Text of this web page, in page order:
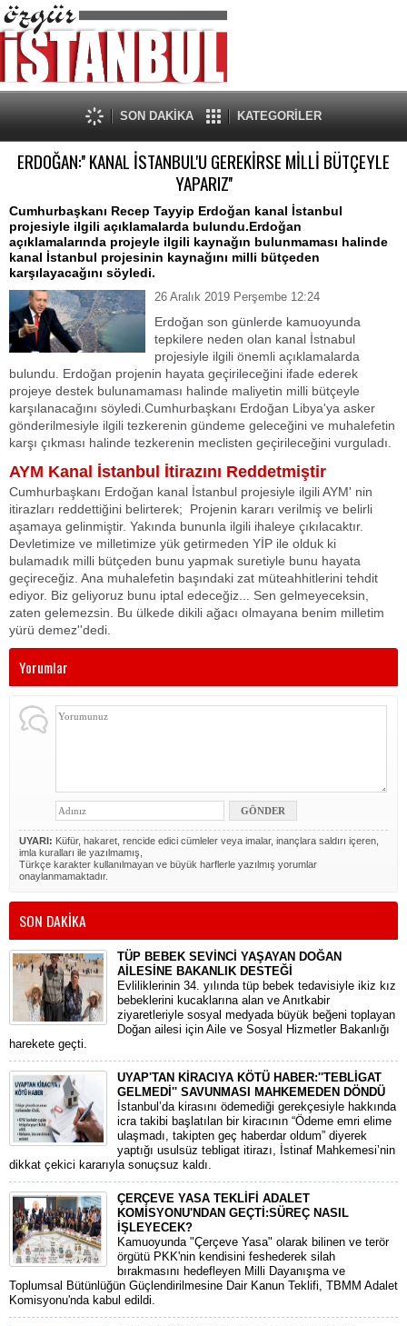
SON DAKİKA KATEGORİLER
ERDOĞAN:'' KANAL İSTANBUL'U GEREKİRSE MİLLİ BÜTÇEYLE
YAPARIZ''
Cumhurbaşkanı Recep Tayyip Erdoğan kanal İstanbul
projesiyle ilgili açıklamalarda bulundu.Erdoğan
açıklamalarında projeyle ilgili kaynağın bulunmaması halinde
kanal İstanbul projesinin kaynağını milli bütçeden
karşılayacağını söyledi.
26 Aralık 2019 Perşembe 12:24
Erdoğan son günlerde kamuoyunda
tepkilere neden olan kanal İstnabul
projesiyle ilgili önemli açıklamalarda
bulundu. Erdoğan projenin hayata geçirileceğini ifade ederek
projeye destek bulunamaması halinde maliyetin milli bütçeyle
karşılanacağını söyledi.Cumhurbaşkanı Erdoğan Libya'ya asker
gönderilmesiyle ilgili tezkerenin gündeme geleceğini ve muhalefetin
karşı çıkması halinde tezkerenin meclisten geçirileceğini vurguladı.
AYM Kanal İstanbul İtirazını Reddetmiştir
Cumhurbaşkanı Erdoğan kanal İstanbul projesiyle ilgili AYM' nin
itirazları reddettiğini belirterek; Projenin kararı verilmiş ve belirli
aşamaya gelinmiştir. Yakında bununla ilgili ihaleye çıkılacaktır.
Devletimize ve milletimize yük getirmeden YİP ile olduk ki
bulamadık milli bütçeden bunu yapmak suretiyle bunu hayata
geçireceğiz. Ana muhalefetin başındaki zat müteahhitlerini tehdit
ediyor. Biz geliyoruz bunu iptal edeceğiz... Sen gelmeyeceksin,
zaten gelemezsin. Bu ülkede dikili ağacı olmayana benim milletim
yürü demez''dedi.
Yorumlar
UYARI: Küfür, hakaret, rencide edici cümleler veya imalar, inançlara saldırı içeren,
imla kuralları ile yazılmamış,
Türkçe karakter kullanılmayan ve büyük harflerle yazılmış yorumlar
onaylanmamaktadır.
SON DAKİKA
TÜP BEBEK SEVİNCİ YAŞAYAN DOĞAN
AİLESİNE BAKANLIK DESTEĞİ
​Evliliklerinin 34. yılında tüp bebek tedavisiyle ikiz kız
bebeklerini kucaklarına alan ve Anıtkabir
ziyaretleriyle sosyal medyada büyük beğeni toplayan
Doğan ailesi için Aile ve Sosyal Hizmetler Bakanlığı
harekete geçti.
UYAP'TAN KİRACIYA KÖTÜ HABER:''TEBLİGAT
GELMEDİ'' SAVUNMASI MAHKEMEDEN DÖNDÜ
​İstanbul’da kirasını ödemediği gerekçesiyle hakkında
icra takibi başlatılan bir kiracının “Ödeme emri elime
ulaşmadı, takipten geç haberdar oldum” diyerek
yaptığı usulsüz tebligat itirazı, İstinaf Mahkemesi’nin
dikkat çekici kararıyla sonuçsuz kaldı.
ÇERÇEVE YASA TEKLİFİ ADALET
KOMİSYONU'NDAN GEÇTİ:SÜREÇ NASIL
İŞLEYECEK?
​Kamuoyunda "Çerçeve Yasa" olarak bilinen ve terör
örgütü PKK'nin kendisini feshederek silah
bırakmasını hedefleyen Milli Dayanışma ve
Toplumsal Bütünlüğün Güçlendirilmesine Dair Kanun Teklifi, TBMM Adalet
Komisyonu'nda kabul edildi.